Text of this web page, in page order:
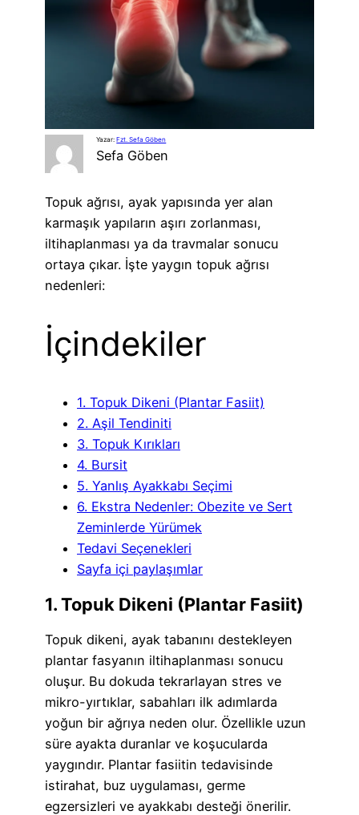
Yazar:Fzt. Sefa Göben
Sefa Göben
Topuk ağrısı, ayak yapısında yer alan
karmaşık yapıların aşırı zorlanması,
iltihaplanması ya da travmalar sonucu
ortaya çıkar. İşte yaygın topuk ağrısı
nedenleri:
İçindekiler
1. Topuk Dikeni (Plantar Fasiit)
2. Aşil Tendiniti
3. Topuk Kırıkları
4. Bursit
5. Yanlış Ayakkabı Seçimi
6. Ekstra Nedenler: Obezite ve Sert
Zeminlerde Yürümek
Tedavi Seçenekleri
Sayfa içi paylaşımlar
1. Topuk Dikeni (Plantar Fasiit)
Topuk dikeni, ayak tabanını destekleyen
plantar fasyanın iltihaplanması sonucu
oluşur. Bu dokuda tekrarlayan stres ve
mikro-yırtıklar, sabahları ilk adımlarda
yoğun bir ağrıya neden olur. Özellikle uzun
süre ayakta duranlar ve koşucularda
yaygındır. Plantar fasiitin tedavisinde
istirahat, buz uygulaması, germe
egzersizleri ve ayakkabı desteği önerilir.